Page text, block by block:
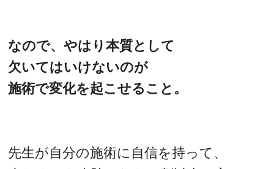
なので、やはり本質として
欠いてはいけないのが
施術で変化を起こせること。
先生が自分の施術に自信を持って、